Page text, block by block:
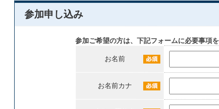
参加申し込み
参加ご希望の方は、下記フォームに必要事項
お名前
お名前カナ